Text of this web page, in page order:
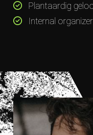
Plantaardig
Internal organizer